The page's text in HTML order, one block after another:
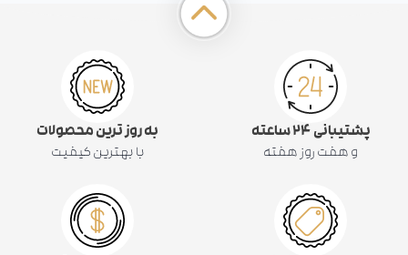
پشتیبانی ۲۴ ساعته
و هفت روز هفته
به روز ترین محصولات
با بهترین کیفیت